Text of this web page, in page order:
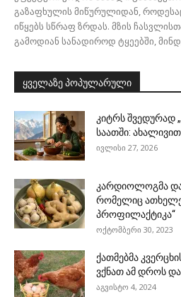
გაზაფხულის მიწურულიდან,
იწყებს სწრაფ ზრდას. მზის
გამოდიან სანადიროდ ტყეებში,
ყველაზე პოპულარული
კიტრს შვედურად
საათში: ახალივით
ივლისი 27, 2026
კარდიოლოგმა
რომელიც
პროფილაქტიკა“
ოქტომბერი 30, 2023
ქათმებმა
ვქნათ ამ დროს
აგვისტო 4, 2024